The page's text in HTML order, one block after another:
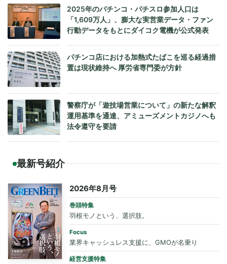
2025年のパチンコ・パチスロ参加人口は
「1,609万人」、膨大な実営業データ・ファン
行動データをもとにダイコク電機が公式発表
パチンコ店における加熱式たばこを巡る経過措
置は現状維持へ 厚労省専門委が方針
警察庁が「遊技場営業について」の新たな解釈
運用基準を通達、アミューズメントカジノへも
法令遵守を要請
最新号紹介
2026年8月号
巻頭特集
羽根モノという、選択肢。
Focus
業界キャッシュレス支援に、GMOが名乗り
経営支援特集